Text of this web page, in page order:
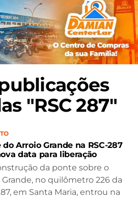
"RSC 287"
do Arroio Grande na RSC-287
data para liberação
da ponte sobre o
Grande, no quilômetro 226 da
em Santa Maria, entrou na